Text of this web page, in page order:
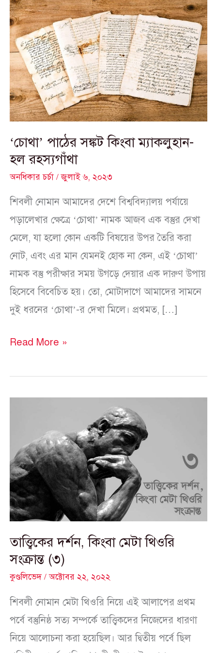
‘চোথা’ পাঠের সঙ্কট কিংবা ম্যাকলুহান-
হল রহস্যগাঁথা
অনধিকার চর্চা /জুলাই ৬, ২০২৩
শিবলী নোমান আমাদের দেশে বিশ্ববিদ্যালয় পর্যায়ে
পড়ালেখার ক্ষেত্রে ‘চোথা’ নামক আজব এক বস্তুর দেখা
মেলে, যা হলো কোন একটি বিষয়ের উপর তৈরি করা
নোট, এবং এর মান যেমনই হোক না কেন, এই ‘চোথা’
নামক বস্তু পরীক্ষার সময় উগড়ে দেয়ার এক দারুণ উপায়
হিসেবে বিবেচিত হয়। তো, মোটাদাগে আমাদের সামনে
দুই ধরনের ‘চোথা’-র দেখা মিলে। প্রথমত, […]
‘চোথা’
পাঠের
সঙ্কট
কিংবা
ম্যাকলুহান-
হল
রহস্যগাঁথা
Read More »
তাত্ত্বিকের দর্শন, কিংবা মেটা থিওরি
সংক্রান্ত (৩)
কুণ্ডলিভেদ/অক্টোবর ২২, ২০২২
শিবলী নোমান মেটা থিওরি নিয়ে এই আলাপের প্রথম
পর্বে বস্তুনিষ্ঠ সত্য সম্পর্কে তাত্ত্বিকদের নিজেদের ধারণা
নিয়ে আলোচনা করা হয়েছিল। আর দ্বিতীয় পর্বে ছিল
কিংবা
মেটা
থিওরি
সংক্রান্ত
(৩)